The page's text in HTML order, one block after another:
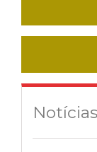
Notícias